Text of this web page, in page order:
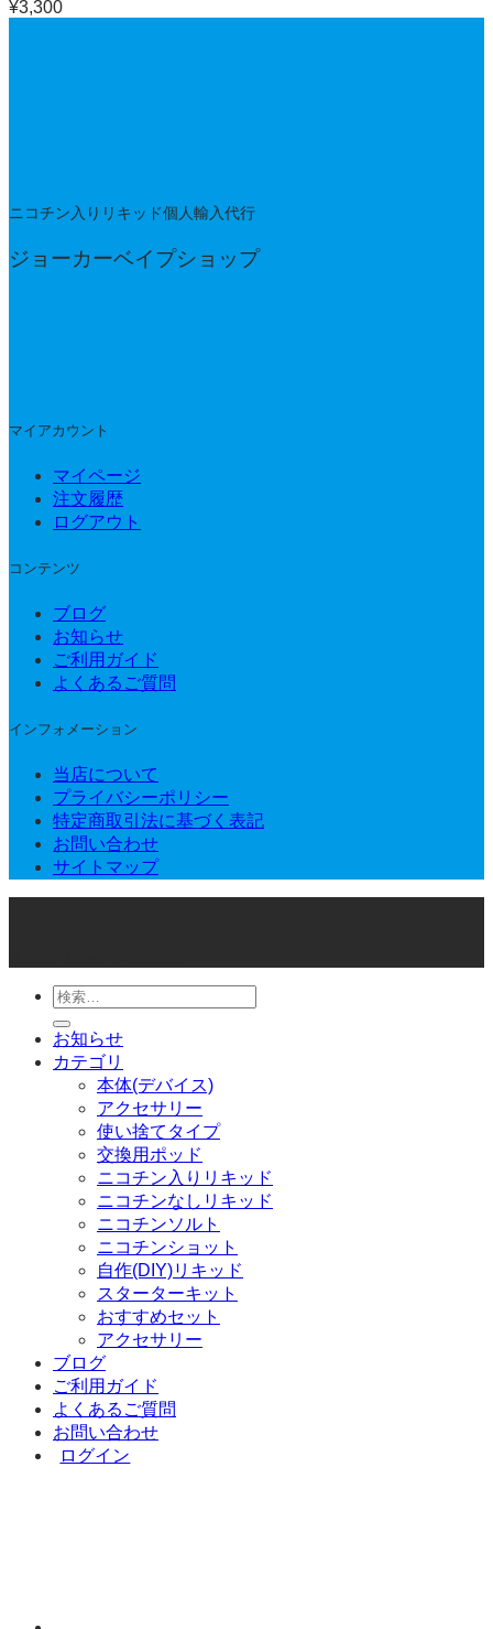
¥3,300
ニコチン入りリキッド個人輸入代行
ジョーカーベイプショップ
マイアカウント
マイページ
注文履歴
ログアウト
コンテンツ
ブログ
お知らせ
ご利用ガイド
よくあるご質問
インフォメーション
当店について
プライバシーポリシー
特定商取引法に基づく表記
お問い合わせ
サイトマップ
検
索
対
象:
お知らせ
カテゴリ
本体(デバイス)
アクセサリー
使い捨てタイプ
交換用ポッド
ニコチン入りリキッド
ニコチンなしリキッド
ニコチンソルト
ニコチンショット
自作(DIY)リキッド
スターターキット
おすすめセット
アクセサリー
ブログ
ご利用ガイド
よくあるご質問
お問い合わせ
ログイン